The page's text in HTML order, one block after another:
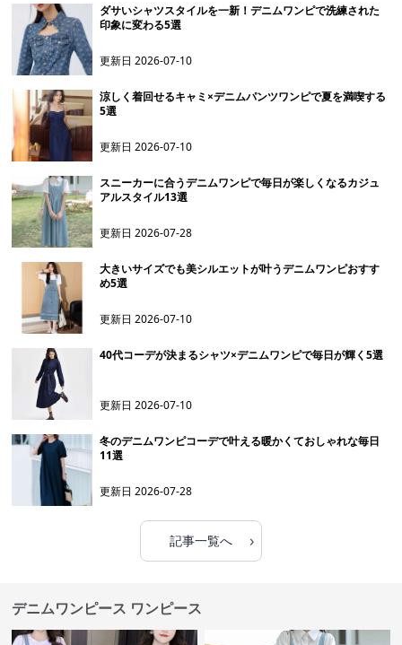
ダサいシャツスタイルを一新！デニムワンピで洗練された
印象に変わる5選
更新日2026-07-10
涼しく着回せるキャミ×デニムパンツワンピで夏を満喫する
5選
更新日2026-07-10
スニーカーに合うデニムワンピで毎日が楽しくなるカジュ
アルスタイル13選
更新日2026-07-28
大きいサイズでも美シルエットが叶うデニムワンピおすす
め5選
更新日2026-07-10
40代コーデが決まるシャツ×デニムワンピで毎日が輝く5選
更新日2026-07-10
冬のデニムワンピコーデで叶える暖かくておしゃれな毎日
11選
更新日2026-07-28
記事一覧へ ›
デニムワンピース ワンピース